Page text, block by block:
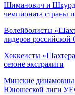
Шиманович и
чемпионата страны
Волейболисты
лидеров российской
Хоккеисты
сезоне экстралиги
Минские динамовцы
Юношеской лиги